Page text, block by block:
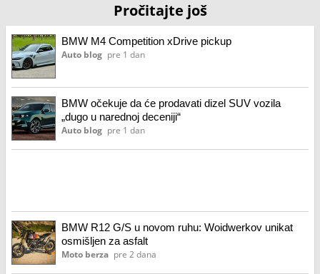
Pročitajte još
BMW M4 Competition xDrive pickup
Auto blog pre 1 dan
BMW očekuje da će prodavati dizel SUV vozila
„dugo u narednoj deceniji“
Auto blog pre 1 dan
BMW R12 G/S u novom ruhu: Woidwerkov unikat
osmišljen za asfalt
Moto berza pre 2 dana